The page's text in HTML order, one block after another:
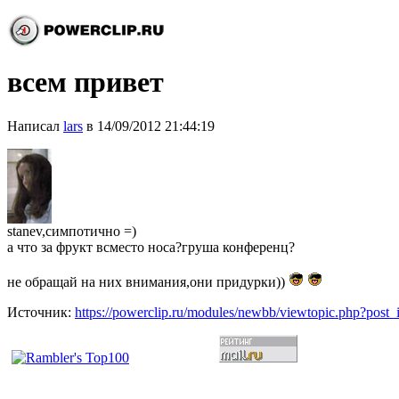
всем привет
Написал lars в 14/09/2012 21:44:19
stanev,симпотично =)
а что за фрукт всместо носа?груша конференц?
не обращай на них внимания,они придурки))
Источник: https://powerclip.ru/modules/newbb/